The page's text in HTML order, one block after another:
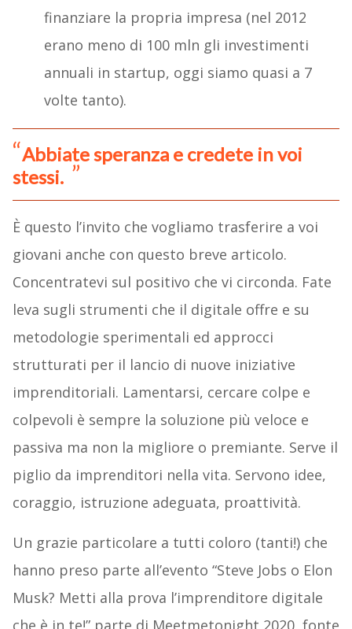
finanziare la propria impresa (nel 2012
erano meno di 100 mln gli investimenti
annuali in startup, oggi siamo quasi a 7
volte tanto).
Abbiate speranza e credete in voi
stessi.
È questo l’invito che vogliamo trasferire a voi
giovani anche con questo breve articolo.
Concentratevi sul positivo che vi circonda. Fate
leva sugli strumenti che il digitale offre e su
metodologie sperimentali ed approcci
strutturati per il lancio di nuove iniziative
imprenditoriali. Lamentarsi, cercare colpe e
colpevoli è sempre la soluzione più veloce e
passiva ma non la migliore o premiante. Serve il
piglio da imprenditori nella vita. Servono idee,
coraggio, istruzione adeguata, proattività.
Un grazie particolare a tutti coloro (tanti!) che
hanno preso parte all’evento “Steve Jobs o Elon
Musk? Metti alla prova l’imprenditore digitale
che è in te!” parte di Meetmetonight 2020, fonte